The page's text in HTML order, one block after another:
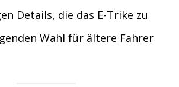
Details, die das E-Trike zu
Wahl für ältere Fahrer